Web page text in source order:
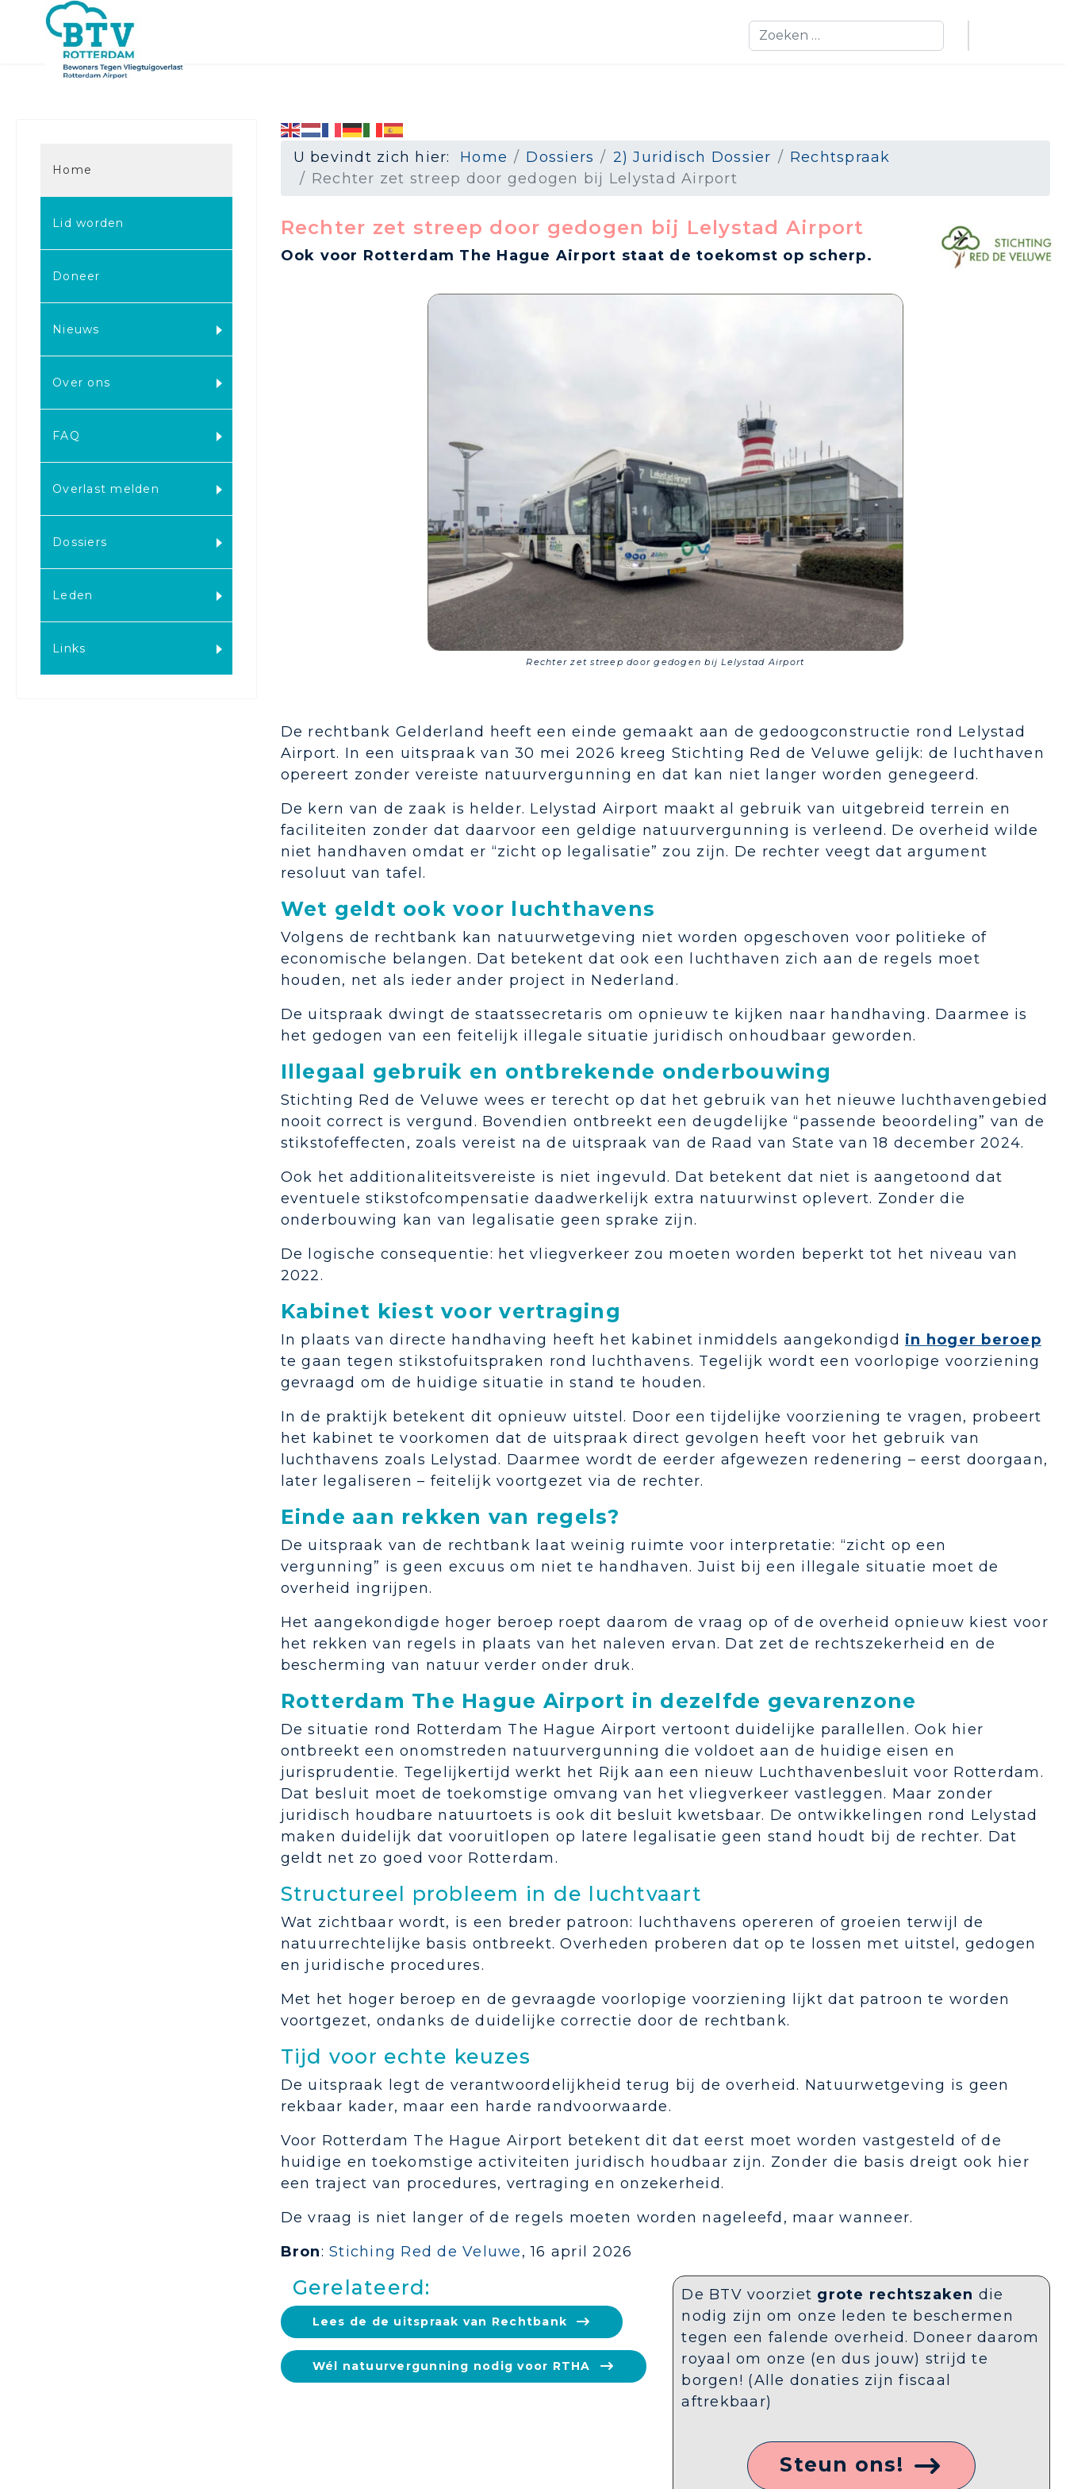
Zoeken
Home
Lid worden
Doneer
Nieuws
Over ons
FAQ
Overlast melden
Dossiers
Leden
Links
U bevindt zich hier: Home Dossiers 2) Juridisch Dossier
Rechtspraak
Rechter zet streep door gedogen bij Lelystad Airport
Rechter zet streep door gedogen bij Lelystad Airport
Ook voor Rotterdam The Hague Airport staat de toekomst op scherp.
Rechter zet streep door gedogen bij Lelystad Airport
De rechtbank Gelderland heeft een einde gemaakt aan de gedoogconstructie rond Lelystad
Airport. In een uitspraak van 30 mei 2026 kreeg Stichting Red de Veluwe gelijk: de luchthaven
opereert zonder vereiste natuurvergunning en dat kan niet langer worden genegeerd.
De kern van de zaak is helder. Lelystad Airport maakt al gebruik van uitgebreid terrein en
faciliteiten zonder dat daarvoor een geldige natuurvergunning is verleend. De overheid wilde
niet handhaven omdat er “zicht op legalisatie” zou zijn. De rechter veegt dat argument
resoluut van tafel.
Wet geldt ook voor luchthavens
Volgens de rechtbank kan natuurwetgeving niet worden opgeschoven voor politieke of
economische belangen. Dat betekent dat ook een luchthaven zich aan de regels moet
houden, net als ieder ander project in Nederland.
De uitspraak dwingt de staatssecretaris om opnieuw te kijken naar handhaving. Daarmee is
het gedogen van een feitelijk illegale situatie juridisch onhoudbaar geworden.
Illegaal gebruik en ontbrekende onderbouwing
Stichting Red de Veluwe wees er terecht op dat het gebruik van het nieuwe luchthavengebied
nooit correct is vergund. Bovendien ontbreekt een deugdelijke “passende beoordeling” van de
stikstofeffecten, zoals vereist na de uitspraak van de Raad van State van 18 december 2024.
Ook het additionaliteitsvereiste is niet ingevuld. Dat betekent dat niet is aangetoond dat
eventuele stikstofcompensatie daadwerkelijk extra natuurwinst oplevert. Zonder die
onderbouwing kan van legalisatie geen sprake zijn.
De logische consequentie: het vliegverkeer zou moeten worden beperkt tot het niveau van
2022.
Kabinet kiest voor vertraging
In plaats van directe handhaving heeft het kabinet inmiddels aangekondigd in hoger beroep
te gaan tegen stikstofuitspraken rond luchthavens. Tegelijk wordt een voorlopige voorziening
gevraagd om de huidige situatie in stand te houden.
In de praktijk betekent dit opnieuw uitstel. Door een tijdelijke voorziening te vragen, probeert
het kabinet te voorkomen dat de uitspraak direct gevolgen heeft voor het gebruik van
luchthavens zoals Lelystad. Daarmee wordt de eerder afgewezen redenering – eerst doorgaan,
later legaliseren – feitelijk voortgezet via de rechter.
Einde aan rekken van regels?
De uitspraak van de rechtbank laat weinig ruimte voor interpretatie: “zicht op een
vergunning” is geen excuus om niet te handhaven. Juist bij een illegale situatie moet de
overheid ingrijpen.
Het aangekondigde hoger beroep roept daarom de vraag op of de overheid opnieuw kiest voor
het rekken van regels in plaats van het naleven ervan. Dat zet de rechtszekerheid en de
bescherming van natuur verder onder druk.
Rotterdam The Hague Airport in dezelfde gevarenzone
De situatie rond Rotterdam The Hague Airport vertoont duidelijke parallellen. Ook hier
ontbreekt een onomstreden natuurvergunning die voldoet aan de huidige eisen en
jurisprudentie. Tegelijkertijd werkt het Rijk aan een nieuw Luchthavenbesluit voor Rotterdam.
Dat besluit moet de toekomstige omvang van het vliegverkeer vastleggen. Maar zonder
juridisch houdbare natuurtoets is ook dit besluit kwetsbaar. De ontwikkelingen rond Lelystad
maken duidelijk dat vooruitlopen op latere legalisatie geen stand houdt bij de rechter. Dat
geldt net zo goed voor Rotterdam.
Structureel probleem in de luchtvaart
Wat zichtbaar wordt, is een breder patroon: luchthavens opereren of groeien terwijl de
natuurrechtelijke basis ontbreekt. Overheden proberen dat op te lossen met uitstel, gedogen
en juridische procedures.
Met het hoger beroep en de gevraagde voorlopige voorziening lijkt dat patroon te worden
voortgezet, ondanks de duidelijke correctie door de rechtbank.
Tijd voor echte keuzes
De uitspraak legt de verantwoordelijkheid terug bij de overheid. Natuurwetgeving is geen
rekbaar kader, maar een harde randvoorwaarde.
Voor Rotterdam The Hague Airport betekent dit dat eerst moet worden vastgesteld of de
huidige en toekomstige activiteiten juridisch houdbaar zijn. Zonder die basis dreigt ook hier
een traject van procedures, vertraging en onzekerheid.
De vraag is niet langer of de regels moeten worden nageleefd, maar wanneer.
Bron: Stiching Red de Veluwe, 16 april 2026
Gerelateerd:
Lees de de uitspraak van Rechtbank
Wél natuurvergunning nodig voor RTHA
De BTV voorziet grote rechtszaken die
nodig zijn om onze leden te beschermen
tegen een falende overheid. Doneer daarom
royaal om onze (en dus jouw) strijd te
borgen! (Alle donaties zijn fiscaal
aftrekbaar)
Steun ons!